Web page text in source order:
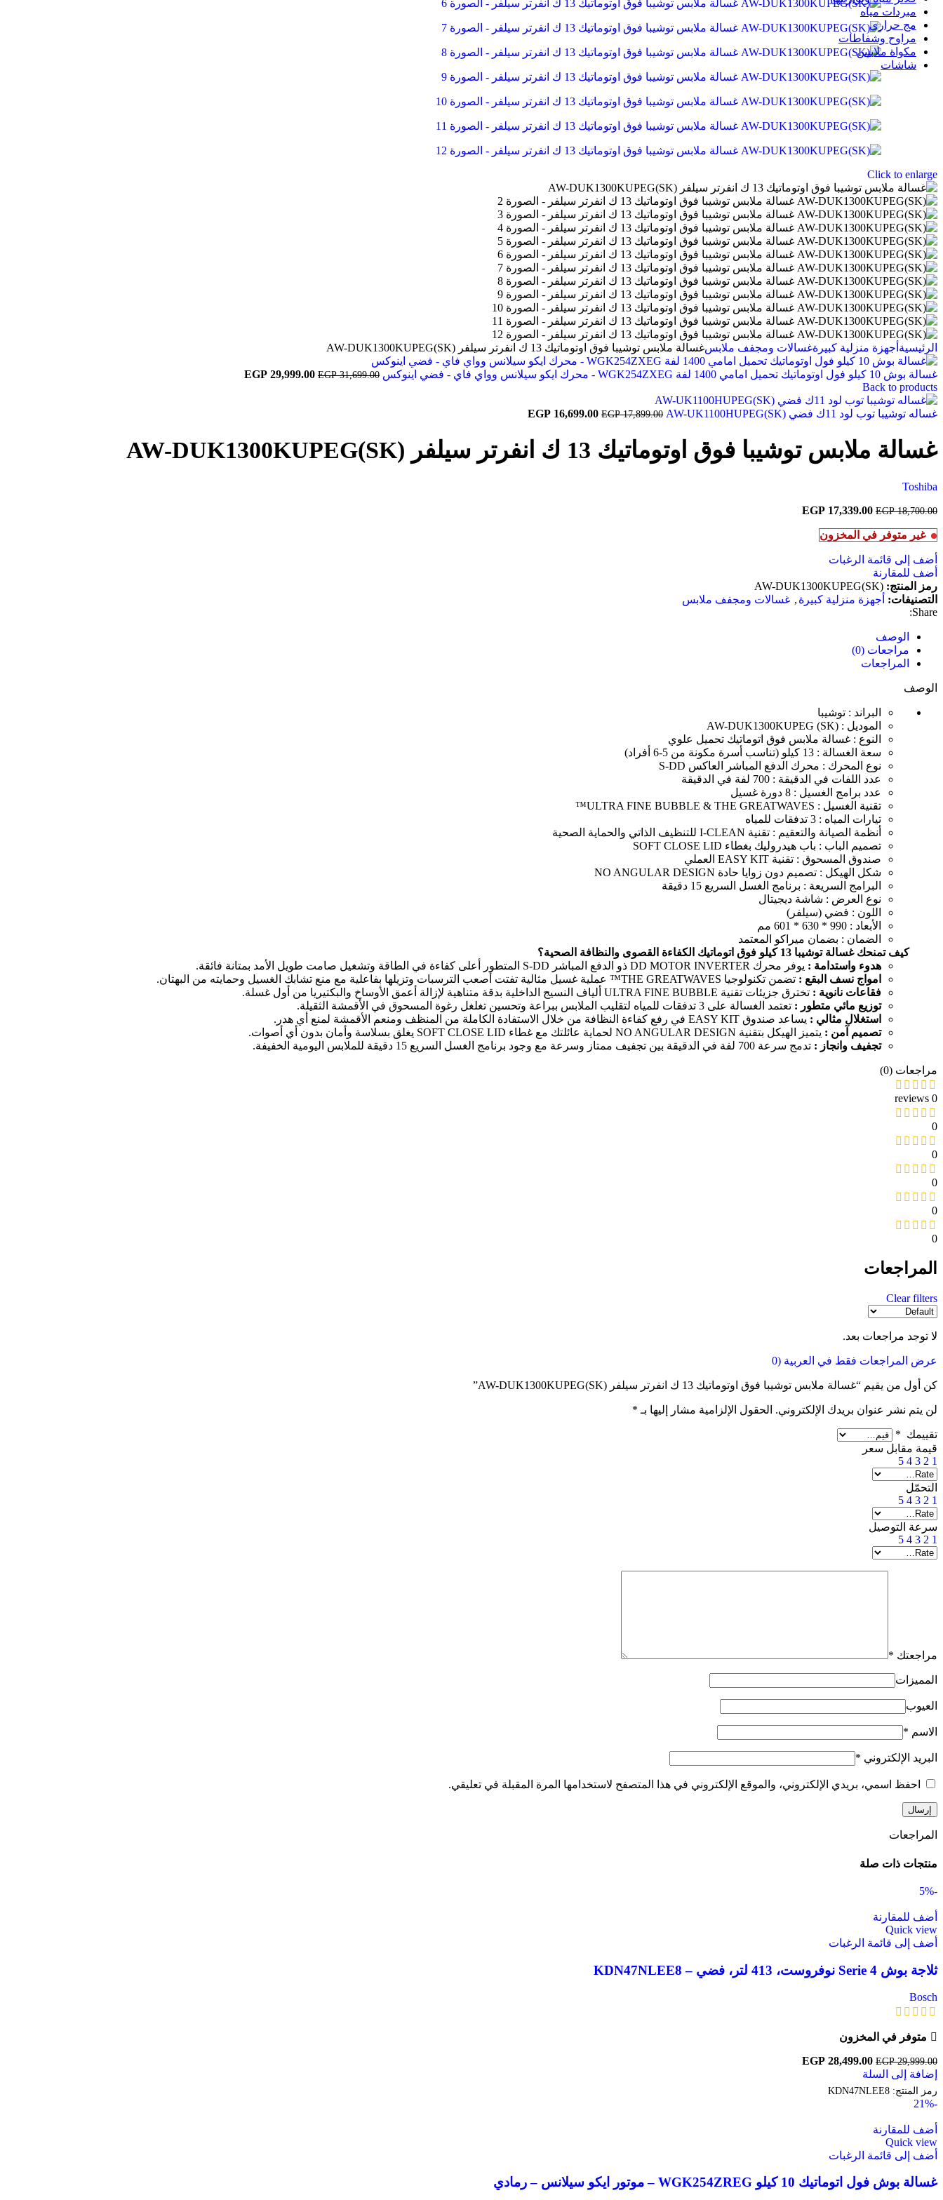
مبردات مياه
مج حرارى
مراوح وشفاطات
مكواة ملابس
شاشات
Click to enlarge
الرئيسية أجهزة منزلية كبيرةغسالات ومجفف ملابسغسالة ملابس توشيبا فوق اوتوماتيك 13 ك انفرتر سيلفر AW-DUK1300KUPEG(SK)
غسالة بوش 10 كيلو فول اوتوماتيك تحميل امامي 1400 لفة WGK254ZXEG - محرك ايكو سيلانس وواي فاي - فضي اينوكس EGP31,699.00
السعر
EGP 29,999.00
السعر
Back to products
غساله توشيبا توب لود 11ك فضي AW-UK1100HUPEG(SK) EGP17,899.00
السعر
EGP 17,899.00.
EGP 16,699.00
السعر
EGP 16,699.00.
غسالة ملابس توشيبا فوق اوتوماتيك 13 ك انفرتر سيلفر AW-DUK1300KUPEG(SK)
Toshiba
EGP18,700.00
السعر
هو:
EGP 17,339.00
السعر
غير متوفر في المخزون
أضف إلى قائمة الرغبات
أضف للمقارنة
رمز المنتج: AW-DUK1300KUPEG(SK)
التصنيفات: أجهزة منزلية كبيرة , غسالات ومجفف ملابس
Share:
الوصف
مراجعات (0)
المراجعات
الوصف
البراند : توشيبا
الموديل : AW-DUK1300KUPEG (SK)
النوع : غسالة ملابس فوق اتوماتيك تحميل علوي
سعة الغسالة : 13 كيلو (تناسب أسرة مكونة من 5-6 أفراد)
نوع المحرك : محرك الدفع المباشر العاكس S-DD
عدد اللفات في الدقيقة : 700 لفة في الدقيقة
عدد برامج الغسيل : 8 دورة غسيل
تقنية الغسيل : ULTRA FINE BUBBLE & THE GREATWAVES™
تيارات المياه : 3 تدفقات للمياه
أنظمة الصيانة والتعقيم : تقنية I-CLEAN للتنظيف الذاتي والحماية الصحية
تصميم الباب : باب هيدروليك بغطاء SOFT CLOSE LID
صندوق المسحوق : تقنية EASY KIT العملي
شكل الهيكل : تصميم دون زوايا حادة NO ANGULAR DESIGN
البرامج السريعة : برنامج الغسل السريع 15 دقيقة
نوع العرض : شاشة ديجيتال
اللون : فضي (سيلفر)
الأبعاد : 990 * 630 * 601 مم
الضمان : بضمان ميراكو المعتمد
كيف تمنحك غسالة توشيبا 13 كيلو فوق اتوماتيك الكفاءة القصوى والنظافة الصحية؟
هدوء واستدامة : يوفر محرك DD MOTOR INVERTER ذو الدفع المباشر S-DD المتطور أعلى كفاءة في الطاقة وتشغيل صامت طويل الأمد بمتانة فائقة.
امواج نسف البقع : تضمن تكنولوجيا THE GREATWAVES™ عملية غسيل مثالية تفتت أصعب الترسبات وتزيلها بفاعلية مع منع تشابك الغسيل وحمايته من البهتان.
فقاعات نانوية : تخترق جزيئات تقنية ULTRA FINE BUBBLE ألياف النسيج الداخلية بدقة متناهية لإزالة أعمق الأوساخ والبكتيريا من أول غسلة.
توزيع مائي متطور : تعتمد الغسالة على 3 تدفقات للمياه لتقليب الملابس ببراعة وتحسين تغلغل رغوة المسحوق في الأقمشة الثقيلة.
استغلال مثالي : يساعد صندوق EASY KIT في رفع كفاءة النظافة من خلال الاستفادة الكاملة من المنظف ومنعم الأقمشة لمنع أي هدر.
تصميم آمن : يتميز الهيكل بتقنية NO ANGULAR DESIGN لحماية عائلتك مع غطاء SOFT CLOSE LID يغلق بسلاسة وأمان بدون أي أصوات.
تجفيف وانجاز : تدمج سرعة 700 لفة في الدقيقة بين تجفيف ممتاز وسرعة مع وجود برنامج الغسل السريع 15 دقيقة للملابس اليومية الخفيفة.
مراجعات (0)
0 reviews
0
0
0
0
0
المراجعات
Clear filters
لا توجد مراجعات بعد.
عرض المراجعات فقط في العربية (0
كن أول من يقيم “غسالة ملابس توشيبا فوق اوتوماتيك 13 ك انفرتر سيلفر AW-DUK1300KUPEG(SK)”
لن يتم نشر عنوان بريدك الإلكتروني. الحقول الإلزامية مشار إليها بـ *
تقييمك *
قيمة مقابل سعر
1
2
3
4
5
التحمّل
1
2
3
4
5
سرعة التوصيل
1
2
3
4
5
مراجعتك *
المميزات
العيوب
الاسم *
البريد الإلكتروني *
احفظ اسمي، بريدي الإلكتروني، والموقع الإلكتروني في هذا المتصفح لاستخدامها المرة المقبلة في تعليقي.
المراجعات
منتجات ذات صلة
-5%
أضف للمقارنة
Quick view
أضف إلى قائمة الرغبات
ثلاجة بوش Serie 4 نوفروست، 413 لتر، فضي – KDN47NLEE8
Bosch
متوفر في المخزون
EGP29,999.00
السعر
الأصلي
هو:
EGP 28,499.00
السعر
إضافة إلى السلة
رمز المنتج: KDN47NLEE8
-21%
أضف للمقارنة
Quick view
أضف إلى قائمة الرغبات
غسالة بوش فول اتوماتيك 10 كيلو WGK254ZREG – موتور ايكو سيلانس – رمادي